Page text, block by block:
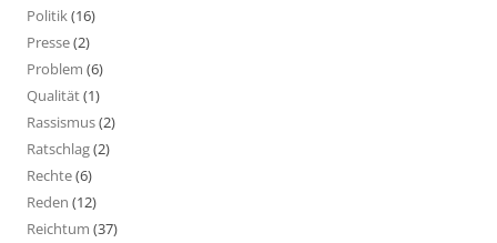
Politik(16)
Presse(2)
Problem (6)
Qualität(1)
Rassismus(2)
Ratschlag(2)
Rechte(6)
Reden (12)
Reichtum (37)